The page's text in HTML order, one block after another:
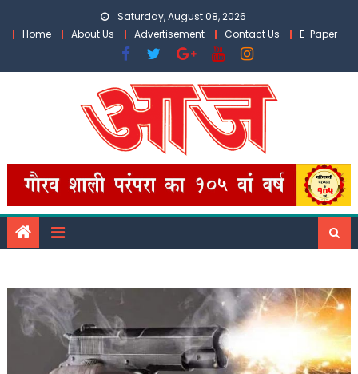
Saturday, August 08, 2026
Home
About Us Advertisement Contact Us E-Paper